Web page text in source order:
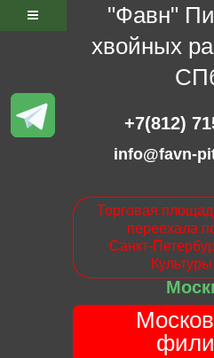
"Фавн"
хвойных
+7(812)
info@favn-
Торговая
переехала
Санкт-